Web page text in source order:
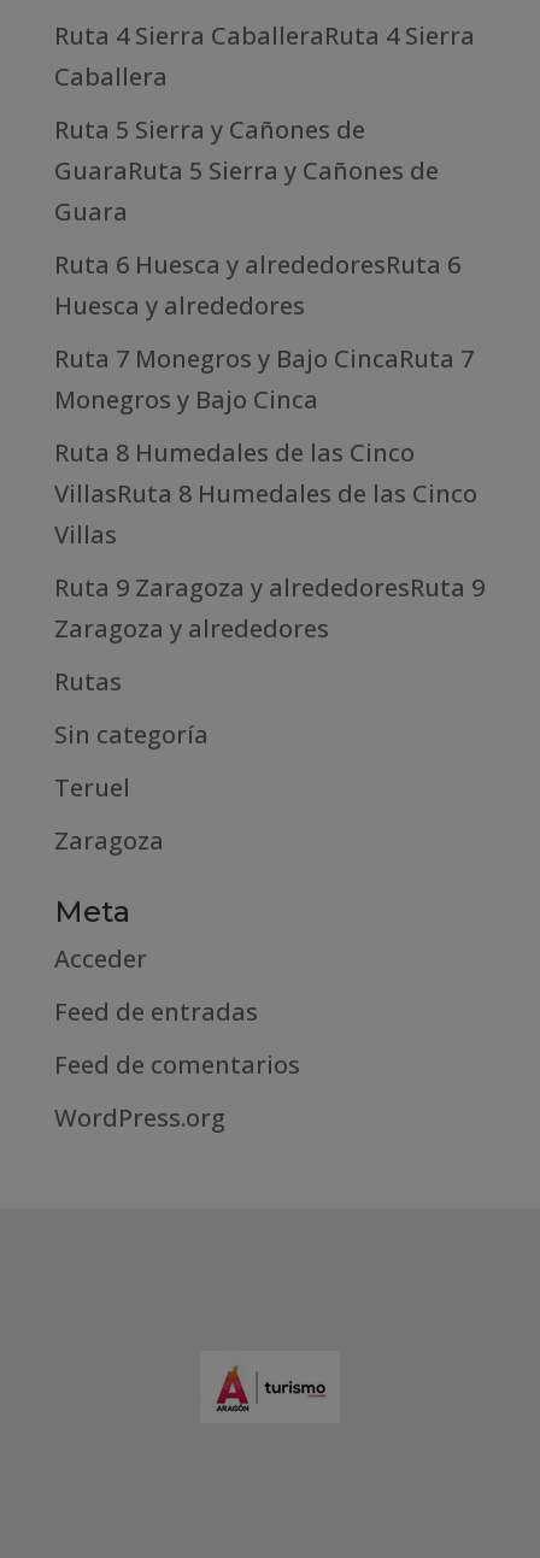
Ruta 4 Sierra CaballeraRuta 4 Sierra
Caballera
Ruta 5 Sierra y Cañones de
GuaraRuta 5 Sierra y Cañones de
Guara
Ruta 6 Huesca y alrededoresRuta 6
Huesca y alrededores
Ruta 7 Monegros y Bajo CincaRuta 7
Monegros y Bajo Cinca
Ruta 8 Humedales de las Cinco
VillasRuta 8 Humedales de las Cinco
Villas
Ruta 9 Zaragoza y alrededoresRuta 9
Zaragoza y alrededores
Rutas
Sin categoría
Teruel
Zaragoza
Meta
Acceder
Feed de entradas
Feed de comentarios
WordPress.org